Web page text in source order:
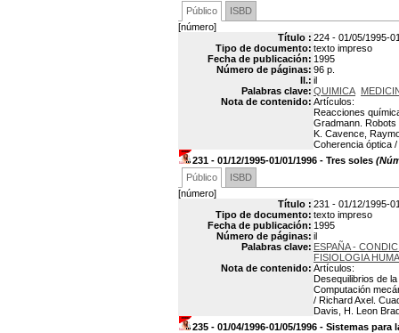
Público
ISBD
[número]
Título : 224 - 01/05/1995-
Tipo de documento: texto impreso
Fecha de publicación: 1995
Número de páginas: 96 p.
Il.: il
Palabras clave: QUIMICA
Nota de contenido: Artículos:
Reacciones
Gradmann. Robots
K. Cavence,
Coherencia óptica
231 - 01/12/1995-01/01/1996 - Tres soles
Público
ISBD
[número]
Título : 231 - 01/12/1995-
Tipo de documento: texto impreso
Fecha de publicación: 1995
Número de páginas: il
Palabras clave: ESPAÑA -
FISIOLOGIA
Nota de contenido: Artículos:
Desequilibrios de
Computación
/ Richard Axel.
Davis, H. Leon
235 - 01/04/1996-01/05/1996 - Sistemas